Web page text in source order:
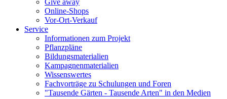
Give away
Online-Shops
Vor-Ort-Verkauf
Service
Informationen zum Projekt
Pflanzpläne
Bildungsmaterialien
Kampagnenmaterialien
Wissenswertes
Fachvorträge zu Schulungen und Foren
"Tausende Gärten - Tausende Arten" in den Medien